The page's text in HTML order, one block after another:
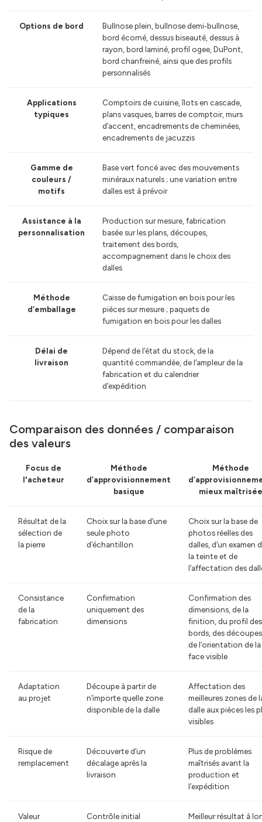
Options de bord
Bullnose plein, bullnose demi‑bullnose,
bord écorné, dessus biseauté, dessus à
rayon, bord laminé, profil ogee, DuPont,
bord chanfreiné, ainsi que des profils
personnalisés
Applications
typiques
Comptoirs de cuisine, îlots en cascade,
plans vasques, barres de comptoir, murs
d’accent, encadrements de cheminées,
encadrements de jacuzzis
Gamme de
couleurs /
motifs
Base vert foncé avec des mouvements
minéraux naturels ; une variation entre
dalles est à prévoir
Assistance à la
personnalisation
Production sur mesure, fabrication
basée sur les plans, découpes,
traitement des bords,
accompagnement dans le choix des
dalles
Méthode
d’emballage
Caisse de fumigation en bois pour les
pièces sur mesure ; paquets de
fumigation en bois pour les dalles
Délai de
livraison
Dépend de l’état du stock, de la
quantité commandée, de l’ampleur de la
fabrication et du calendrier
d’expédition
Comparaison des données / comparaison
des valeurs
Focus de
l'acheteur
Méthode
d’approvisionnement
basique
Méthode
mieux maîtrisée
Résultat de la
sélection de
la pierre
Choix sur la base d’une
seule photo
d’échantillon
Choix sur la base de
photos réelles des
dalles, d’un examen
la teinte et de
l’affectation des
Consistance
de la
fabrication
Confirmation
uniquement des
dimensions
Confirmation des
dimensions, de la
finition, du profil des
bords, des
de l’orientation de la
face visible
Adaptation
au projet
Découpe à partir de
n’importe quelle zone
disponible de la dalle
Affectation des
meilleures zones de
dalle aux pièces les
visibles
Risque de
remplacement
Découverte d’un
décalage après la
livraison
Plus de problèmes
maîtrisés avant la
production et
l’expédition
Valeur
Contrôle initial
Meilleur résultat à